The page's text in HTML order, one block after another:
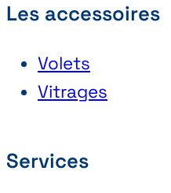
Les accessoires
Volets
Vitrages
Services